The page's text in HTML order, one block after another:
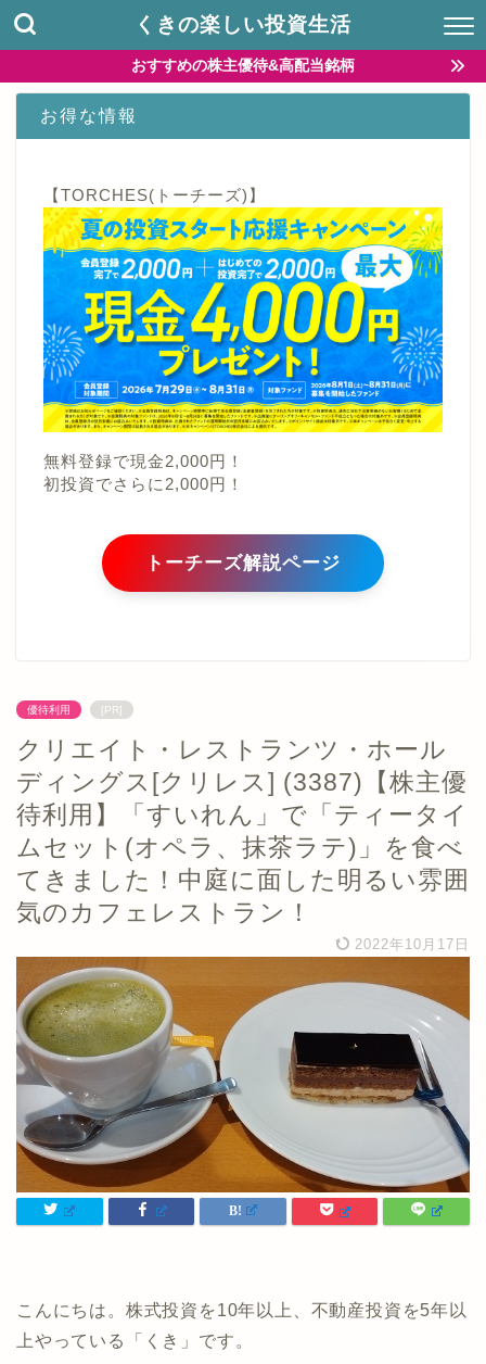
くきの楽しい投資生活
おすすめの株主優待&高配当銘柄
お得な情報
【TORCHES(トーチーズ)】
無料登録で現金2,000円！
初投資でさらに2,000円！
トーチーズ解説ページ
優待利用 [PR]
クリエイト・レストランツ・ホール
ディングス[クリレス] (3387)【株主優
待利用】「すいれん」で「ティータイ
ムセット(オペラ、抹茶ラテ)」を食べ
てきました！中庭に面した明るい雰囲
気のカフェレストラン！
2022年10月17日
こんにちは。株式投資を10年以上、不動産投資を5年以
上やっている「くき」です。